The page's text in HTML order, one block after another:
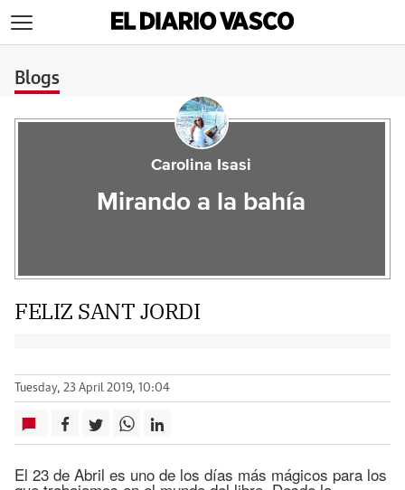
Blogs
Carolina Isasi
Mirando a la bahía
FELIZ SANT JORDI
Tuesday, 23 April 2019, 10:04
El 23 de Abril es uno de los días más mágicos para los